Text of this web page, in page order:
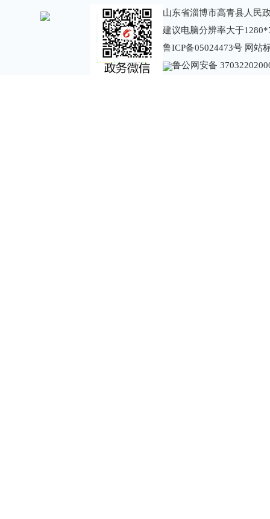
山东省淄博市高青县人民
建议电脑分辨率大于
鲁ICP备05024473号 网站
鲁公网安备